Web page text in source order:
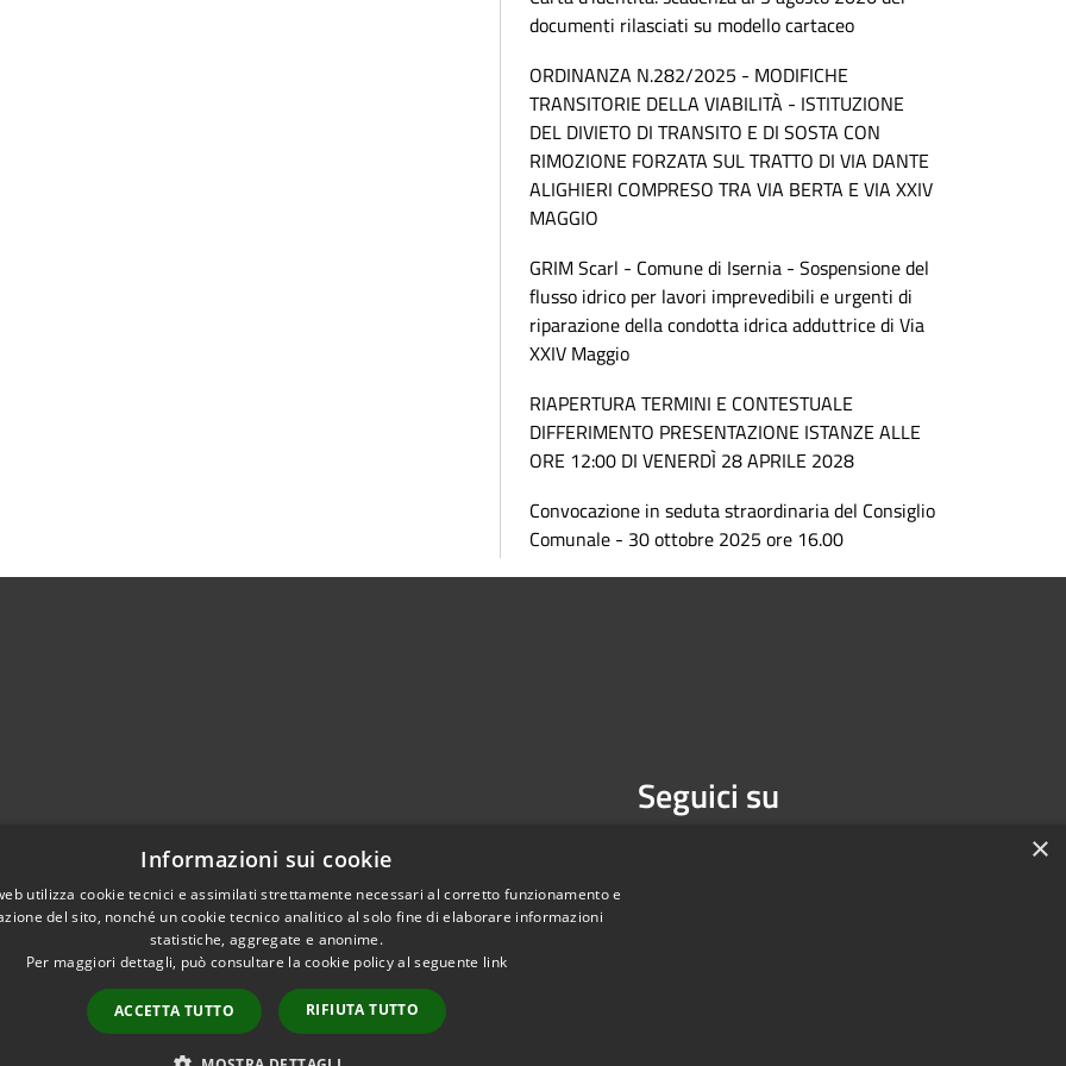
documenti rilasciati su modello cartaceo
ORDINANZA N.282/2025 - MODIFICHE
TRANSITORIE DELLA VIABILITÀ - ISTITUZIONE
DEL DIVIETO DI TRANSITO E DI SOSTA CON
RIMOZIONE FORZATA SUL TRATTO DI VIA DANTE
ALIGHIERI COMPRESO TRA VIA BERTA E VIA XXIV
MAGGIO
GRIM Scarl - Comune di Isernia - Sospensione del
flusso idrico per lavori imprevedibili e urgenti di
riparazione della condotta idrica adduttrice di Via
XXIV Maggio
RIAPERTURA TERMINI E CONTESTUALE
DIFFERIMENTO PRESENTAZIONE ISTANZE ALLE
ORE 12:00 DI VENERDÌ 28 APRILE 2028
Convocazione in seduta straordinaria del Consiglio
Comunale - 30 ottobre 2025 ore 16.00
Seguici su
Copyright © 2026 • Comune di Isernia • Powered by
×
Informazioni sui cookie
utilizza cookie tecnici e assimilati strettamente necessari al corretto funzionamento e
del sito, nonché un cookie tecnico analitico al solo fine di elaborare informazioni
statistiche, aggregate e anonime.
Per maggiori dettagli, può consultare la cookie policy al seguente link
ACCETTA TUTTO RIFIUTA TUTTO